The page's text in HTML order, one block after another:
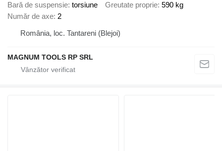
Bară de suspensie torsiune Greutate proprie 590 kg
Număr de axe 2
România, loc. Tantareni (Blejoi)
MAGNUM TOOLS RP SRL